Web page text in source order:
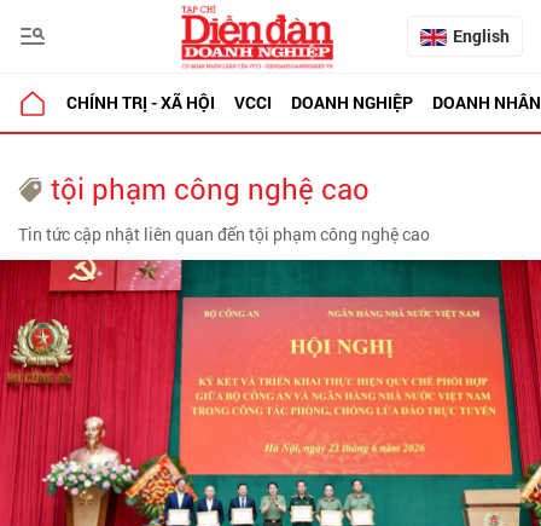
English
CHÍNH TRỊ - XÃ HỘI VCCI DOANH NGHIỆP DOANH NHÂN
tội phạm công nghệ cao
Tin tức cập nhật liên quan đến tội phạm công nghệ cao